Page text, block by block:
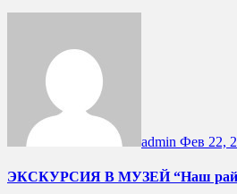
admin Фев 22,
ЭКСКУРСИЯ В МУЗЕЙ “Наш